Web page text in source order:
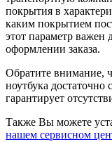
покрытия в
каким покрытием
этот параметр важен
оформлении заказа.
Обратите внимание,
ноутбука
гарантирует
Также Вы можете
нашем сервисном